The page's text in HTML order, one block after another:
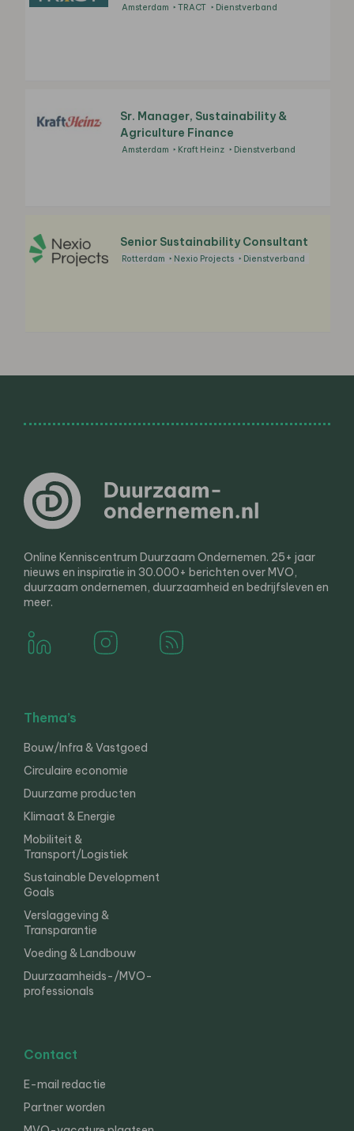
Amsterdam TRACT Dienstverband
Sr. Manager, Sustainability &
Agriculture Finance
Amsterdam Kraft Heinz Dienstverband
Senior Sustainability Consultant
Rotterdam Nexio Projects Dienstverband
Online Kenniscentrum Duurzaam Ondernemen. 25+ jaar
nieuws en inspiratie in 30.000+ berichten over MVO,
duurzaam ondernemen, duurzaamheid en bedrijfsleven en
meer.
Thema’s
Bouw/Infra & Vastgoed
Circulaire economie
Duurzame producten
Klimaat & Energie
Mobiliteit &
Transport/Logistiek
Sustainable Development
Goals
Verslaggeving &
Transparantie
Voeding & Landbouw
Duurzaamheids-/MVO-
professionals
Contact
E-mail redactie
Partner worden